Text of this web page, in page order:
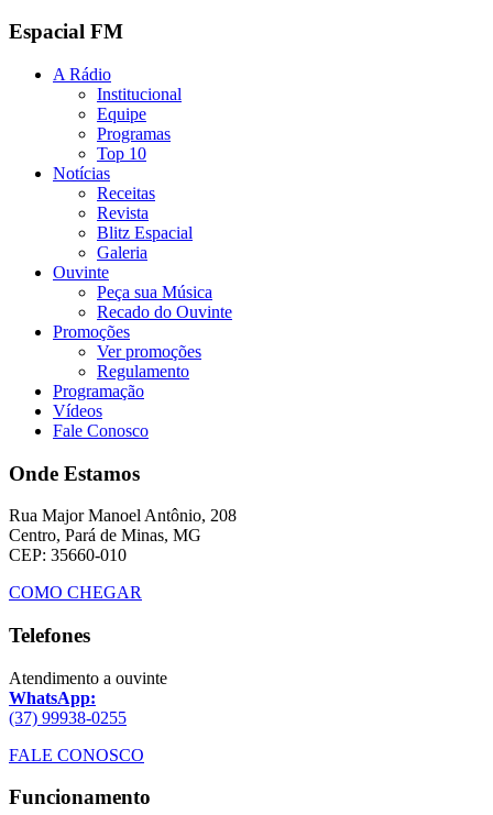
Espacial FM
A Rádio
Institucional
Equipe
Programas
Top 10
Notícias
Receitas
Revista
Blitz Espacial
Galeria
Ouvinte
Peça sua Música
Recado do Ouvinte
Promoções
Ver promoções
Regulamento
Programação
Vídeos
Fale Conosco
Onde Estamos
Rua Major Manoel Antônio, 208
Centro, Pará de Minas, MG
CEP: 35660-010
COMO CHEGAR
Telefones
Atendimento a ouvinte
WhatsApp:
(37) 99938-0255
FALE CONOSCO
Funcionamento